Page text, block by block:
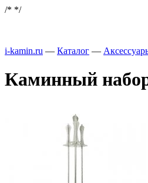
/* */
i-kamin.ru — Каталог —
Каминный